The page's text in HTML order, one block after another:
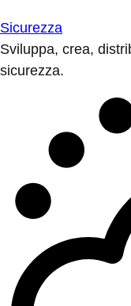
Sicurezza
Sviluppa, crea,
sicurezza.